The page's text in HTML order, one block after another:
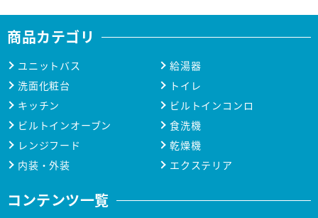
商品カテゴリ
ユニットバス
給湯器
洗面化粧台
トイレ
キッチン
ビルトインコンロ
ビルトインオーブン
食洗機
レンジフード
乾燥機
内装・外装
エクステリア
コンテンツ一覧